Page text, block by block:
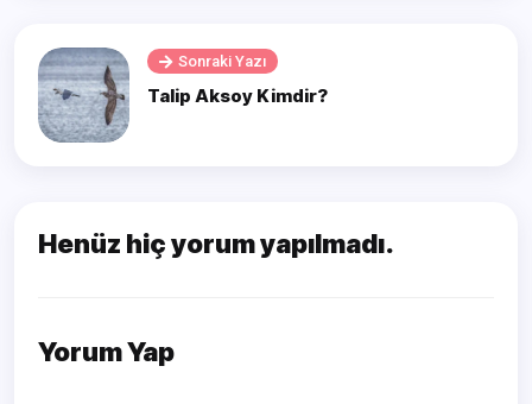
Sonraki Yazı
Talip Aksoy Kimdir?
Henüz hiç yorum yapılmadı.
Yorum Yap